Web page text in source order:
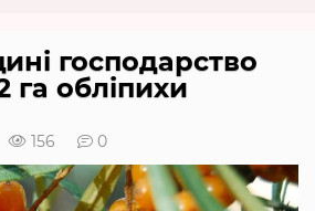
господарство
га обліпихи
156 0